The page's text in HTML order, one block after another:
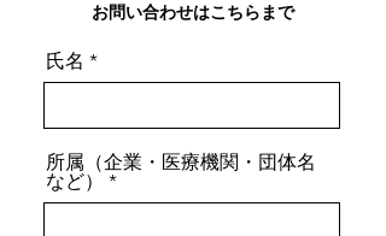
お問い合わせはこちらまで
氏名
所属（企業・医療機関・団体名
など）